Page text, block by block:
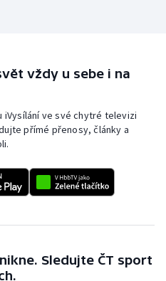
vždy u sebe i na
iVysílání ve své chytré televizi
přímé přenosy, články a
Sledujte ČT sport